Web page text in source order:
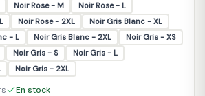
Noir Rose - M
Noir Rose - L
Noir Rose - 2XL
Noir Gris Blanc - XL
- L
Noir Gris Blanc - 2XL
Noir Gris - XS
Noir Gris - S
Noir Gris - L
Noir Gris - 2XL
En stock